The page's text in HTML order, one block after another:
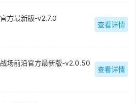
方最新版-v2.7.0
查看详情
场前沿官方最新版-v2.0.50
查看详情